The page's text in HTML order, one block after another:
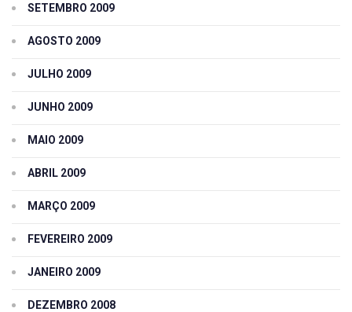
SETEMBRO 2009
AGOSTO 2009
JULHO 2009
JUNHO 2009
MAIO 2009
ABRIL 2009
MARÇO 2009
FEVEREIRO 2009
JANEIRO 2009
DEZEMBRO 2008